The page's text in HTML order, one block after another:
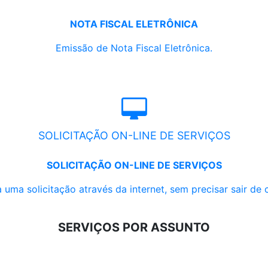
NOTA FISCAL ELETRÔNICA
Emissão de Nota Fiscal Eletrônica.
SOLICITAÇÃO ON-LINE DE SERVIÇOS
SOLICITAÇÃO ON-LINE DE SERVIÇOS
uma solicitação através da internet, sem precisar sair de
SERVIÇOS POR ASSUNTO